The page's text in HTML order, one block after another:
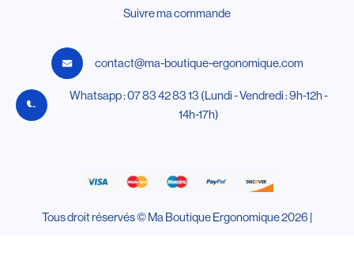
Suivre ma commande
contact@ma-boutique-ergonomique.com
Whatsapp : 07 83 42 83 13 (Lundi - Vendredi : 9h-12h -
14h-17h)
Tous droit réservés © Ma Boutique Ergonomique 2026 |